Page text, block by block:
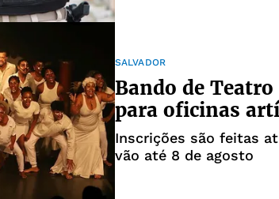
SALVADOR
Bando de
para oficinas
Inscrições são feitas
vão até 8 de agosto